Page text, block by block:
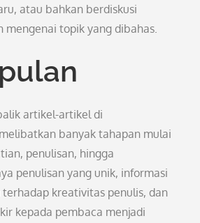
atau bahkan berdiskusi
mengenai topik yang dibahas.
artikel-artikel di
banyak tahapan mulai
penulisan, hingga
penulisan yang unik, informasi
kreativitas penulis, dan
kepada pembaca menjadi